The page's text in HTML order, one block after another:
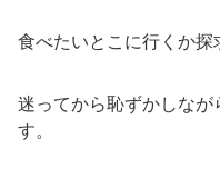
食べたいとこに行くか探
迷ってから恥ずかしなが
す。